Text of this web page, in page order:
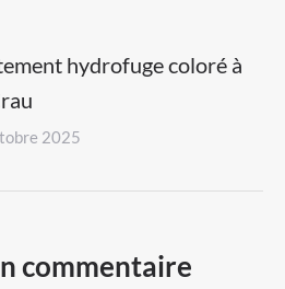
hydrofuge coloré à
2025
commentaire